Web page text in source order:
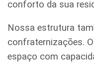
conforto da sua
Nossa estrutura
confraternizações.
espaço com